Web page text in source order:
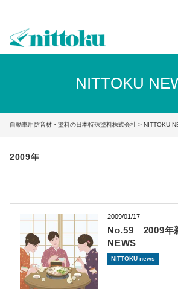
NITTOKU
自動車用防音材・塗料の日本特殊塗料株式会社 > NITTOKU
2009年
2009/01/17
No.59 2009年
NEWS
NITTOKU news